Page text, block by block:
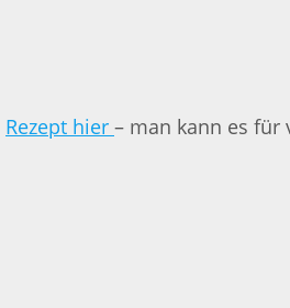
Rezept hier – man kann es für